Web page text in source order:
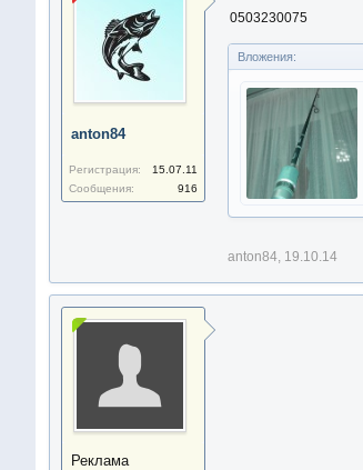
anton84
Регистрация:
15.07.11
Сообщения:
916
0503230075
Вложения:
anton84, 19.10.14
Реклама